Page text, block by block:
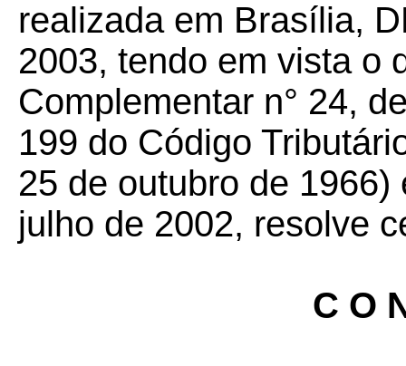
realizada em Brasília,
2003, tendo em vista o
Complementar n° 24,
199 do Código
25 de outubro de 1966)
julho de 2002, resolve
C O